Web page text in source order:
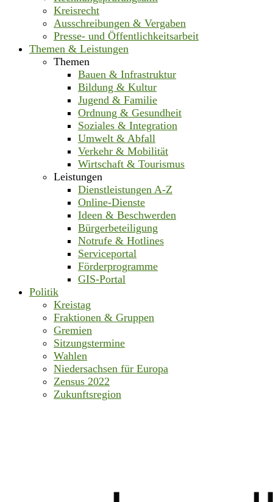
Kreisrecht
Ausschreibungen & Vergaben
Presse- und Öffentlichkeitsarbeit
Themen & Leistungen
Themen
Bauen & Infrastruktur
Bildung & Kultur
Jugend & Familie
Ordnung & Gesundheit
Soziales & Integration
Umwelt & Abfall
Verkehr & Mobilität
Wirtschaft & Tourismus
Leistungen
Dienstleistungen A-Z
Online-Dienste
Ideen & Beschwerden
Bürgerbeteiligung
Notrufe & Hotlines
Serviceportal
Förderprogramme
GIS-Portal
Politik
Kreistag
Fraktionen & Gruppen
Gremien
Sitzungstermine
Wahlen
Niedersachsen für Europa
Zensus 2022
Zukunftsregion